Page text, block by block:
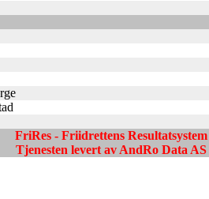
FriRes - Friidrettens Resultatsystem
Tjenesten levert av AndRo Data AS